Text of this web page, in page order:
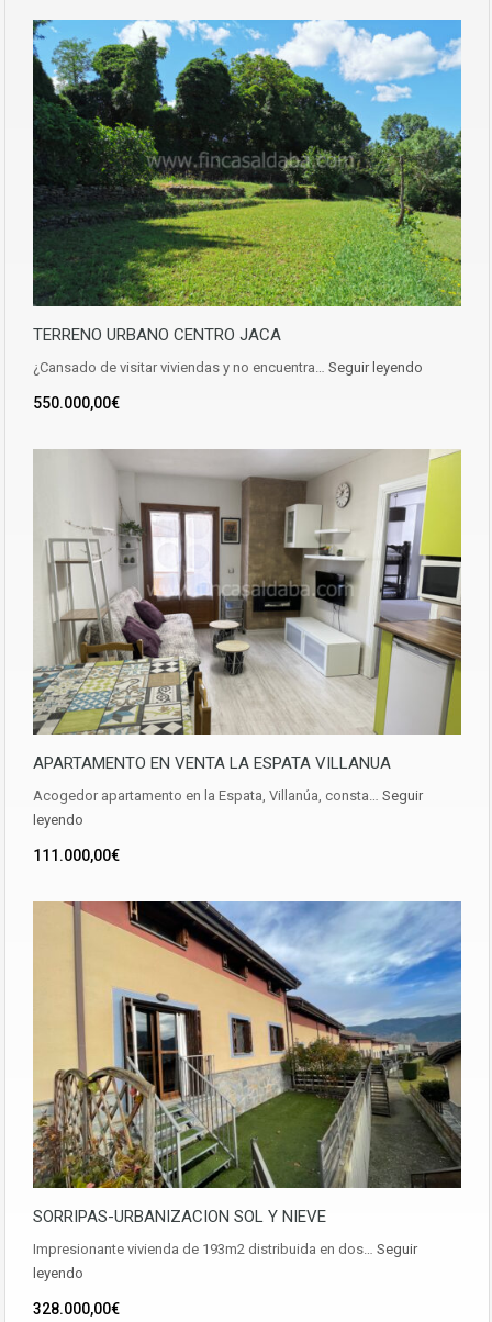
TERRENO URBANO CENTRO JACA
¿Cansado de visitar viviendas y no encuentra… Seguir leyendo
550.000,00€
APARTAMENTO EN VENTA LA ESPATA VILLANUA
Acogedor apartamento en la Espata, Villanúa, consta… Seguir
leyendo
111.000,00€
SORRIPAS-URBANIZACION SOL Y NIEVE
Impresionante vivienda de 193m2 distribuida en dos… Seguir
leyendo
328.000,00€